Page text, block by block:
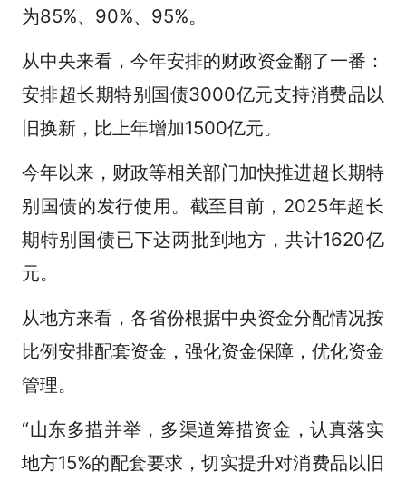
为85%、90%、95%。
从中央来看，今年安排的财政资金翻了一番：
安排超长期特别国债3000亿元支持消费品以
旧换新，比上年增加1500亿元。
今年以来，财政等相关部门加快推进超长期特
别国债的发行使用。截至目前，2025年超长
期特别国债已下达两批到地方，共计1620亿
元。
从地方来看，各省份根据中央资金分配情况按
比例安排配套资金，强化资金保障，优化资金
管理。
“山东多措并举，多渠道筹措资金，认真落实
地方15%的配套要求，切实提升对消费品以旧